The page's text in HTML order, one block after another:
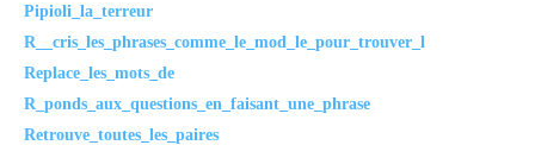
Pipioli_la_terreur
R__cris_les_phrases_comme_le_mod_le_pour_trouver_l
Replace_les_mots_de
R_ponds_aux_questions_en_faisant_une_phrase
Retrouve_toutes_les_paires